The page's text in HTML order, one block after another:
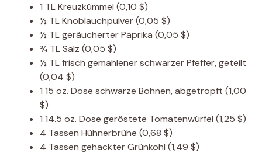
1 TLKreuzkümmel (0,10 $)
½ TLKnoblauchpulver(0,05 $)
½ TLgeräucherter Paprika (0,05 $)
¾ TLSalz (0,05 $)
½ TLfrisch gemahlener schwarzer Pfeffer, geteilt
(0,04 $)
1 15 oz. Dose schwarze Bohnen, abgetropft (1,00
$)
1 14.5 oz. Dose geröstete Tomatenwürfel (1,25 $)
4 Tassen Hühnerbrühe (0,68 $)
4 Tassen gehackter Grünkohl (1,49 $)